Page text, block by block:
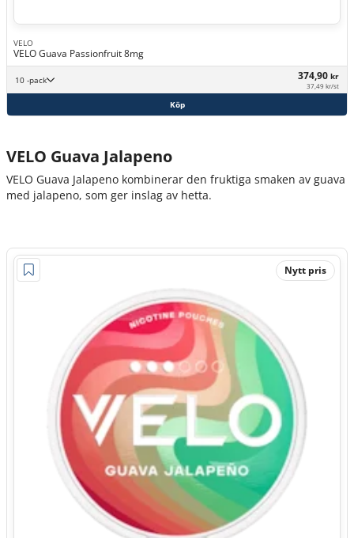
VELO
VELO Guava Passionfruit 8mg
10 -pack 374,90 kr
37,49 kr/st
Köp
VELO Guava Jalapeno
VELO Guava Jalapeno kombinerar den fruktiga smaken av guava
med jalapeno, som ger inslag av hetta.
Nytt pris